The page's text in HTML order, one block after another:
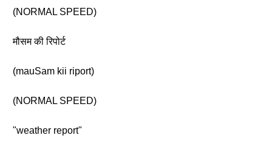
(NORMAL SPEED)
मौसम की रिपोर्ट
(mauSam kii riport)
(NORMAL SPEED)
"weather report"